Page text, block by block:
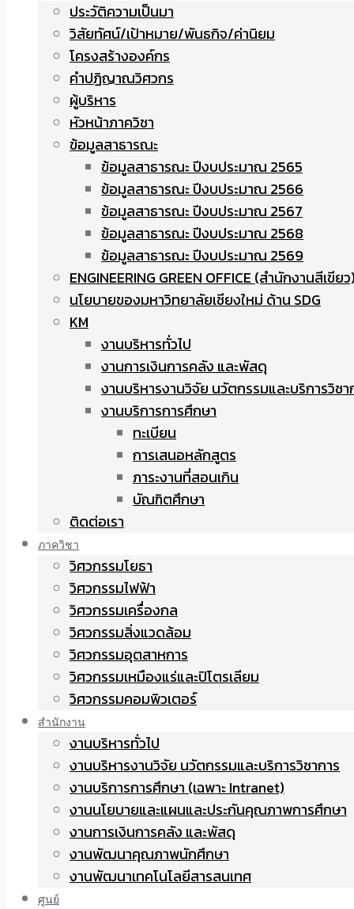
ประวัติความเป็นมา
วิสัยทัศน์/เป้าหมาย/พันธกิจ/ค่านิยม
โครงสร้างองค์กร
คำปฏิญาณวิศวกร
ผู้บริหาร
หัวหน้าภาควิชา
ข้อมูลสาธารณะ
ข้อมูลสาธารณะ ปีงบประมาณ 2565
ข้อมูลสาธารณะ ปีงบประมาณ 2566
ข้อมูลสาธารณะ ปีงบประมาณ 2567
ข้อมูลสาธารณะ ปีงบประมาณ 2568
ข้อมูลสาธารณะ ปีงบประมาณ 2569
ENGINEERING GREEN OFFICE (สำนักงานสีเขีย
นโยบายของมหาวิทยาลัยเชียงใหม่ ด้าน SDG
KM
งานบริหารทั่วไป
งานการเงินการคลัง และพัสดุ
งานบริหารงานวิจัย นวัตกรรมและบริการวิชา
งานบริการการศึกษา
ทะเบียน
การเสนอหลักสูตร
ภาระงานที่สอนเกิน
บัณฑิตศึกษา
ติดต่อเรา
ภาควิชา
วิศวกรรมโยธา
วิศวกรรมไฟฟ้า
วิศวกรรมเครื่องกล
วิศวกรรมสิ่งแวดล้อม
วิศวกรรมอุตสาหการ
วิศวกรรมเหมืองแร่และปิโตรเลียม
วิศวกรรมคอมพิวเตอร์
สำนักงาน
งานบริหารทั่วไป
งานบริหารงานวิจัย นวัตกรรมและบริการวิชาการ
งานบริการการศึกษา (เฉพาะ Intranet)
งานนโยบายและแผนและประกันคุณภาพการศึกษา
งานการเงินการคลัง และพัสดุ
งานพัฒนาคุณภาพนักศึกษา
งานพัฒนาเทคโนโลยีสารสนเทศ
ศูนย์